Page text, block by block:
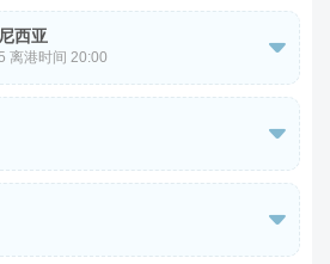
前往参观泗水最大【蓝顶清真寺】登
水市的全景，接着前往参观【英雄
边,还摆放着当年印尼独立时总统苏
念碑下面还有【抗争博物馆】里面主
与主要故事。
西亚
离港时间 20:00

前往网红打卡点【悬崖公路】。这是
通向隐秘的潘达瓦海边。巴厘岛知名
因为它位于巴厘岛的南端悬崖上，俯
悬崖边缘，游客可以欣赏到 270 度
场】花费了 20 多年，耗资重金打造
的雕像。

受船上的各项娱乐设施。
